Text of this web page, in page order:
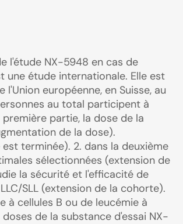
l'étude NX-5948 en cas de
une étude internationale. Elle est
européenne, en Suisse, au
au total participent à
partie, la dose de la
de la dose).
terminée). 2. dans la deuxième
sélectionnées (extension de
la sécurité et l'efficacité de
SLL (extension de la cohorte).
cellules B ou de leucémie à
de la substance d'essai NX-